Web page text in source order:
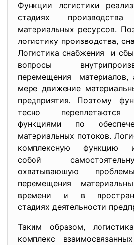
Функции логистики
стадиях
материальных ресурсов.
логистику производства,
Логистика снабжения и
вопросы
перемещения материалов,
мере движение
предприятия. Поэтому
тесно
функциями по
материальных потоков.
комплексную
собой
охватывающую
перемещения
времени и в
стадиях деятельности
Таким образом,
комплекс